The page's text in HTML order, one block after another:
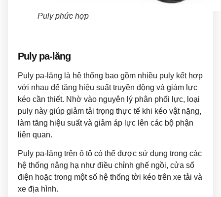
Puly phức hợp
Puly pa-lăng
Puly pa-lăng là hệ thống bao gồm nhiều puly kết hợp
với nhau để tăng hiệu suất truyền động và giảm lực
kéo cần thiết. Nhờ vào nguyên lý phân phối lực, loại
puly này giúp giảm tải trọng thực tế khi kéo vật nặng,
làm tăng hiệu suất và giảm áp lực lên các bộ phận
liên quan.
Puly pa-lăng trên ô tô có thể được sử dụng trong các
hệ thống nâng hạ như điều chỉnh ghế ngồi, cửa sổ
điện hoặc trong một số hệ thống tời kéo trên xe tải và
xe địa hình.